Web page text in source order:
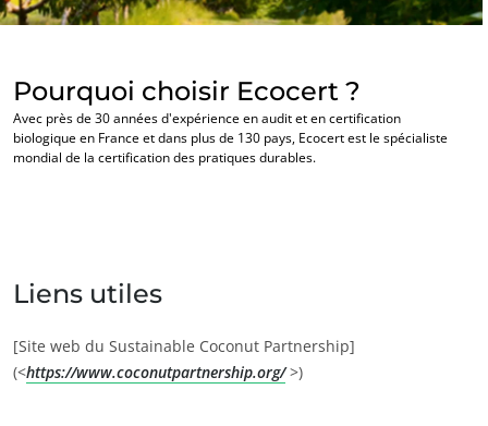
Agriculture biologique
Pourquoi choisir Ecocert ?
Avec près de 30 années d'expérience en audit et en certification
biologique en France et dans plus de 130 pays, Ecocert est le spécialiste
mondial de la certification des pratiques durables.
Liens utiles
[Site web du Sustainable Coconut Partnership]
(<https://www.coconutpartnership.org/>)